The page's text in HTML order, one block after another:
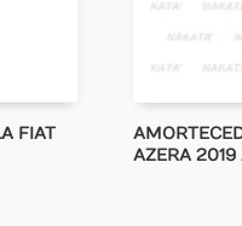
FIAT
AZERA 2019